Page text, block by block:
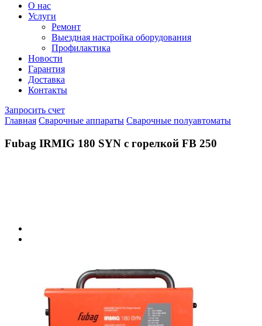
О нас
Услуги
Ремонт
Выездная настройка оборудования
Профилактика
Новости
Гарантия
Доставка
Контакты
Запросить счет
Главная Сварочные аппараты Сварочные полуавтоматы
Fubag IRMIG 180 SYN с горелкой FB 250